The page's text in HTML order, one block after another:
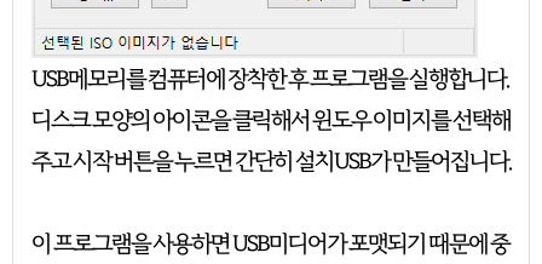
USB메모리를 컴퓨터에 장착한 후 프로그램을 실행합니다.
디스크 모양의 아이콘을 클릭해서 윈도우 이미지를 선택해
주고 시작 버튼을 누르면 간단히 설치USB가 만들어집니다.
이 프로그램을 사용하면 USB미디어가 포맷되기 때문에 중